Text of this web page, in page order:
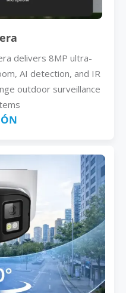
delivers 8MP ultra-
AI detection, and IR
outdoor surveillance